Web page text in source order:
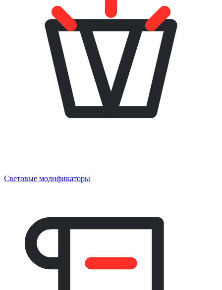
Световые модификаторы